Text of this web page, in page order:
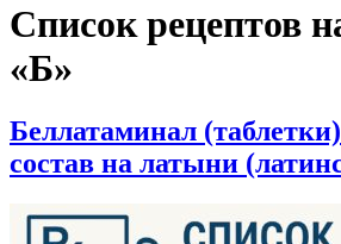
Список рецептов
«Б»
Беллатаминал
состав на латыни